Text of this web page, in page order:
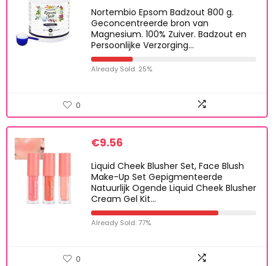
Nortembio Epsom Badzout 800 g.
Geconcentreerde bron van
Magnesium. 100% Zuiver. Badzout en
Persoonlijke Verzorging…
Already Sold: 25%
0
€9.56
Liquid Cheek Blusher Set, Face Blush
Make-Up Set Gepigmenteerde
Natuurlijk Ogende Liquid Cheek Blusher
Cream Gel Kit…
Already Sold: 77%
0